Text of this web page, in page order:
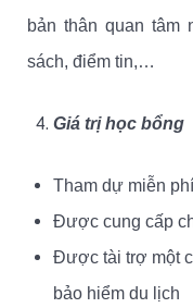
bản thân quan tâm
sách, điểm tin,…
Giá trị học bổng
Tham dự miễn
Được cung cấp
Được tài trợ một
bảo hiểm du lịch